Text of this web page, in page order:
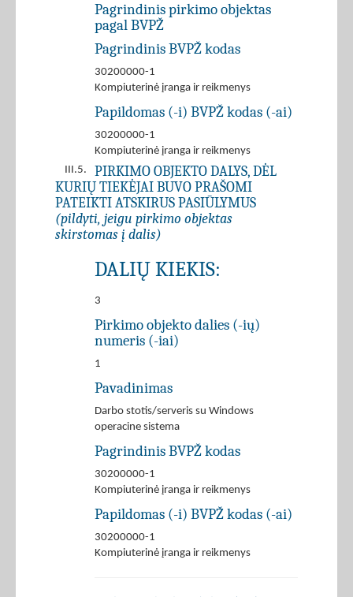
Pagrindinis pirkimo objektas
pagal BVPŽ
Pagrindinis BVPŽ kodas
30200000-1
Kompiuterinė įranga ir reikmenys
Papildomas (-i) BVPŽ kodas (-ai)
30200000-1
Kompiuterinė įranga ir reikmenys
III.5.
PIRKIMO OBJEKTO DALYS, DĖL
KURIŲ TIEKĖJAI BUVO PRAŠOMI
PATEIKTI ATSKIRUS PASIŪLYMUS
(pildyti, jeigu pirkimo objektas
skirstomas į dalis)
DALIŲ KIEKIS:
3
Pirkimo objekto dalies (-ių)
numeris (-iai)
1
Pavadinimas
Darbo stotis/serveris su Windows
operacine sistema
Pagrindinis BVPŽ kodas
30200000-1
Kompiuterinė įranga ir reikmenys
Papildomas (-i) BVPŽ kodas (-ai)
30200000-1
Kompiuterinė įranga ir reikmenys